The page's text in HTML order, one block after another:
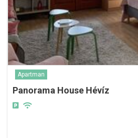
Apartman
Panorama House Hévíz